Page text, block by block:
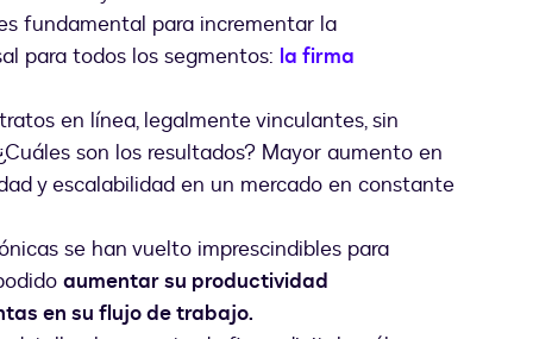
fundamental para incrementar la
para todos los segmentos: la firma
en línea, legalmente vinculantes, sin
son los resultados? Mayor aumento en
y escalabilidad en un mercado en constante
se han vuelto imprescindibles para
aumentar su productividad
en su flujo de trabajo.